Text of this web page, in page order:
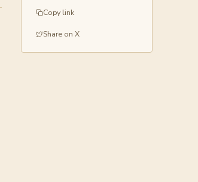
Copy link
Share on X